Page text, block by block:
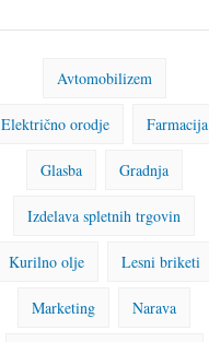
Avtomobilizem
Električno orodje Farmacija
Glasba Gradnja
Izdelava spletnih trgovin
Kurilno olje Lesni briketi
Marketing Narava